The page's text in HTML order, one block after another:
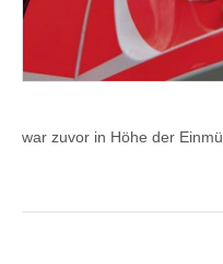
war zuvor in Höhe der